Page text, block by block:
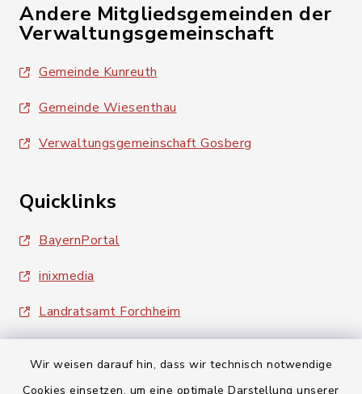
Wir weisen darauf hin, dass wir technisch notwendige
Cookies einsetzen, um eine optimale Darstellung unserer
Andere Mitgliedsgemeinden der
Verwaltungsgemeinschaft
Gemeinde Kunreuth
Gemeinde Wiesenthau
Verwaltungsgemeinschaft Gosberg
Quicklinks
BayernPortal
inixmedia
Landratsamt Forchheim